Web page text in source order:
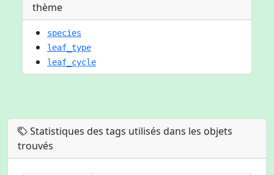
thème
species
leaf_type
leaf_cycle
Statistiques des tags utilisés dans les objets
trouvés